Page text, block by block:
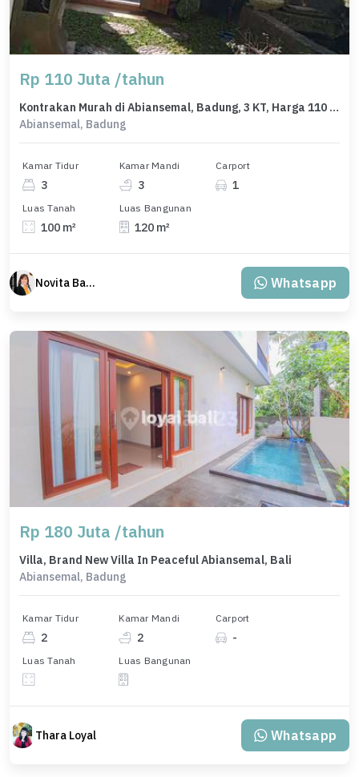
Rp 110 Juta /tahun
Kontrakan Murah di Abiansemal, Badung, 3 KT, Harga 110 Juta /tahun
Abiansemal, Badung
Kamar Tidur
3
Kamar Mandi
3
Carport
1
Luas Tanah
100 m²
Luas Bangunan
120 m²
Novita Bangun Whatsapp
Rp 180 Juta /tahun
Villa, Brand New Villa In Peaceful Abiansemal, Bali
Abiansemal, Badung
Kamar Tidur
2
Kamar Mandi
2
Carport
-
Luas Tanah Luas Bangunan
Thara Loyal Whatsapp